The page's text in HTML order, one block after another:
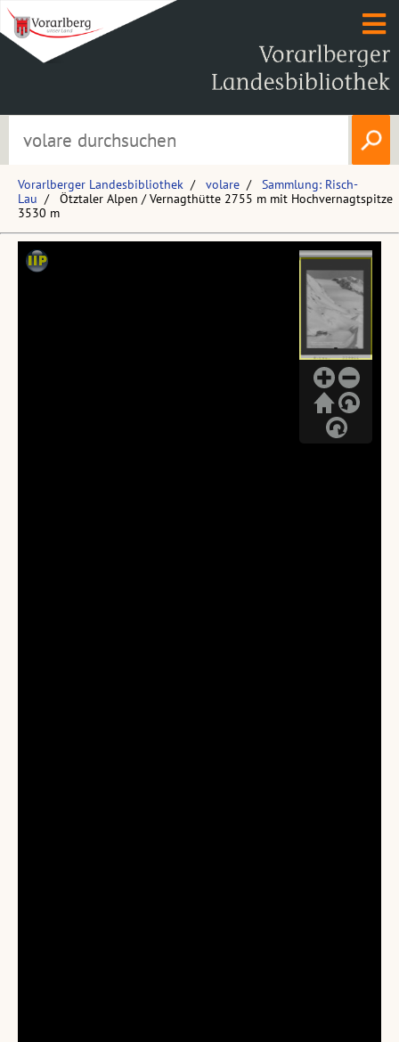
Vorarlberger Landesbibliothek volare
Sammlung: Risch-
Lau
Ötztaler Alpen / Vernagthütte 2755 m mit Hochvernagtspitze
3530 m